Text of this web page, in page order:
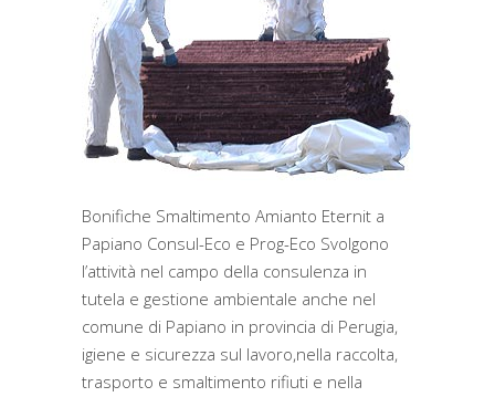
Bonifiche Smaltimento Amianto Eternit a
Papiano Consul-Eco e Prog-Eco Svolgono
l’attività nel campo della consulenza in
tutela e gestione ambientale anche nel
comune di Papiano in provincia di Perugia,
igiene e sicurezza sul lavoro,nella raccolta,
trasporto e smaltimento rifiuti e nella